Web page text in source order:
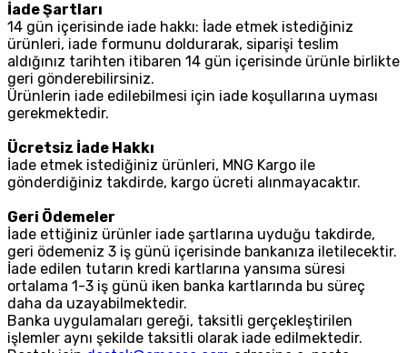
İade Şartları
14 gün içerisinde iade hakkı: İade etmek istediğiniz
ürünleri, iade formunu doldurarak, siparişi teslim
aldığınız tarihten itibaren 14 gün içerisinde ürünle birlikte
geri gönderebilirsiniz.
Ürünlerin iade edilebilmesi için iade koşullarına uyması
gerekmektedir.
Ücretsiz İade Hakkı
İade etmek istediğiniz ürünleri, MNG Kargo ile
gönderdiğiniz takdirde, kargo ücreti alınmayacaktır.
Geri Ödemeler
İade ettiğiniz ürünler iade şartlarına uyduğu takdirde,
geri ödemeniz 3 iş günü içerisinde bankanıza iletilecektir.
İade edilen tutarın kredi kartlarına yansıma süresi
ortalama 1-3 iş günü iken banka kartlarında bu süreç
daha da uzayabilmektedir.
Banka uygulamaları gereği, taksitli gerçekleştirilen
işlemler aynı şekilde taksitli olarak iade edilmektedir.